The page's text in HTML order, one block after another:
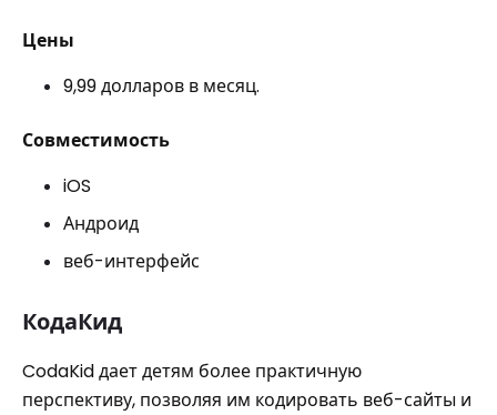
Цены
9,99 долларов в месяц.
Совместимость
iOS
Андроид
веб-интерфейс
КодаКид
CodaKid дает детям более практичную
перспективу, позволяя им кодировать веб-сайты и